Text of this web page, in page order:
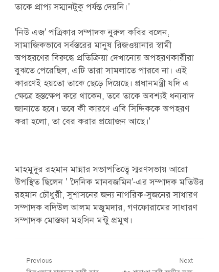
তাকে প্রাপ্য সম্মানটুকু পর্যন্ত দেয়নি।'
'নিউ এজ' পত্রিকার সম্পাদক নুরুল কবির বলেন,
সামাজিকভাবে সর্বস্তরের মানুষ রিজওয়ানার স্বামী
অপহরণের বিরুদ্ধে প্রতিক্রিয়া দেখানোয় অপহরণকারীরা
বুঝতে পেরেছিল, এটি তারা সামলাতে পারবে না। এই
কারণেই হয়তো তাকে ছেড়ে দিয়েছে। প্রধানমন্ত্রী যদি এ
ক্ষেত্রে হস্তক্ষেপ করে থাকেন, তবে তাকে অবশ্যই ধন্যবাদ
জানাতে হবে। তবে কী কারণে এবি সিদ্দিককে অপহরণ
করা হলো, তা বের করার প্রয়োজন আছে।'
মাহমুদুর রহমান মান্নার সভাপতিত্বে স্মরণসভায় আরো
উপস্থিত ছিলেন ' 'দৈনিক মানবজমিন'-এর সম্পাদক মতিউর
রহমান চৌধুরী, সুশাসনের জন্য নাগরিক-সুজনের সাধারণ
সম্পাদক বদিউল আলম মজুমদার, গণফোরামের সাধারণ
সম্পাদক মোস্তফা মহসিন মন্টু প্রমুখ।
Post
Previous
Next